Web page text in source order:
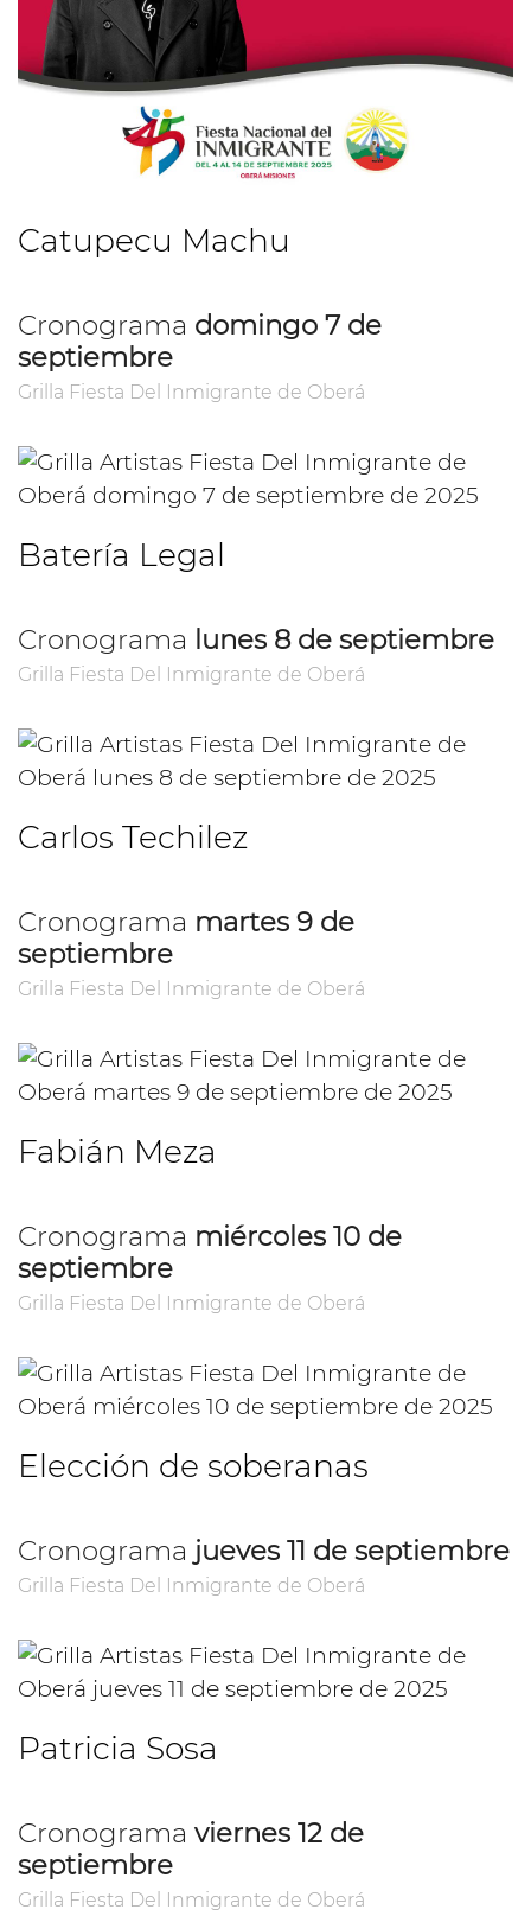
Catupecu Machu
Cronograma domingo 7 de
septiembre
Grilla Fiesta Del Inmigrante de Oberá
Batería Legal
Cronograma lunes 8 de septiembre
Grilla Fiesta Del Inmigrante de Oberá
Carlos Techilez
Cronograma martes 9 de
septiembre
Grilla Fiesta Del Inmigrante de Oberá
Fabián Meza
Cronograma miércoles 10 de
septiembre
Grilla Fiesta Del Inmigrante de Oberá
Elección de soberanas
Cronograma jueves 11 de septiembre
Grilla Fiesta Del Inmigrante de Oberá
Patricia Sosa
Cronograma viernes 12 de
septiembre
Grilla Fiesta Del Inmigrante de Oberá